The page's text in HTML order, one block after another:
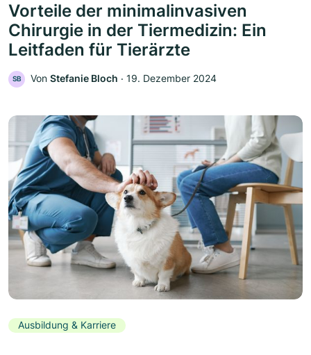
Vorteile der minimalinvasiven
Chirurgie in der Tiermedizin: Ein
Leitfaden für Tierärzte
SB Von Stefanie Bloch ‧ 19. Dezember 2024
Ausbildung & Karriere